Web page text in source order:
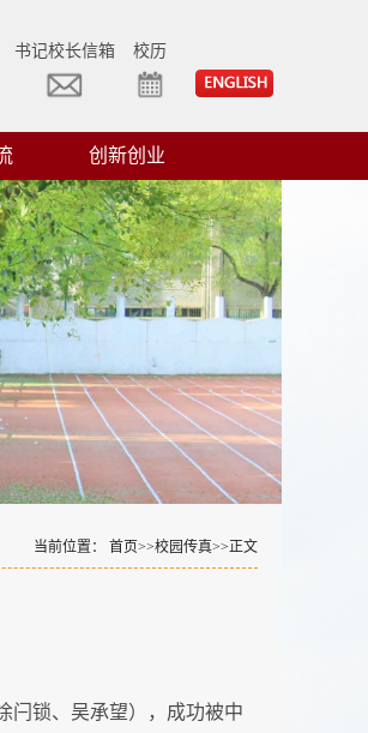
书记校长信箱 校历
创新创业
当前位置： 首页>>校园传真>>正文
闩锁、吴承望），成功被中